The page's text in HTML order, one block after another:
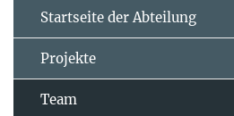
Startseite der Abteilung
Projekte
Team